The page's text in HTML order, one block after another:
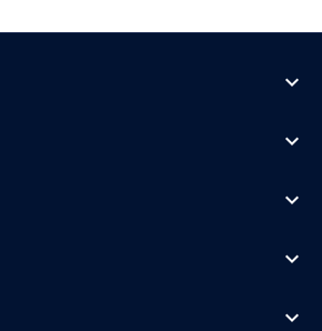
expand_more
expand_more
expand_more
expand_more
expand_more